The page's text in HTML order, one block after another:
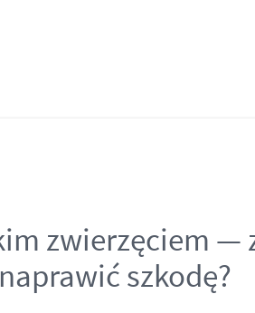
zwierzęciem —
szkodę?